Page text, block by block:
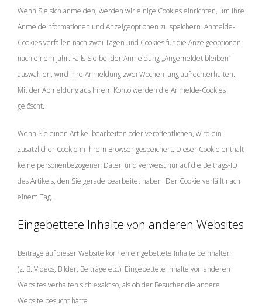
Wenn Sie sich anmelden, werden wir einige Cookies einrichten, um Ihre
Anmeldeinformationen und Anzeigeoptionen zu speichern. Anmelde-
Cookies verfallen nach zwei Tagen und Cookies für die Anzeigeoptionen
nach einem Jahr. Falls Sie bei der Anmeldung „Angemeldet bleiben“
auswählen, wird Ihre Anmeldung zwei Wochen lang aufrechterhalten.
Mit der Abmeldung aus Ihrem Konto werden die Anmelde-Cookies
gelöscht.
Wenn Sie einen Artikel bearbeiten oder veröffentlichen, wird ein
zusätzlicher Cookie in Ihrem Browser gespeichert. Dieser Cookie enthält
keine personenbezogenen Daten und verweist nur auf die Beitrags-ID
des Artikels, den Sie gerade bearbeitet haben. Der Cookie verfällt nach
einem Tag.
Eingebettete Inhalte von anderen Websites
Beiträge auf dieser Website können eingebettete Inhalte beinhalten
(z. B. Videos, Bilder, Beiträge etc.). Eingebettete Inhalte von anderen
Websites verhalten sich exakt so, als ob der Besucher die andere
Website besucht hätte.